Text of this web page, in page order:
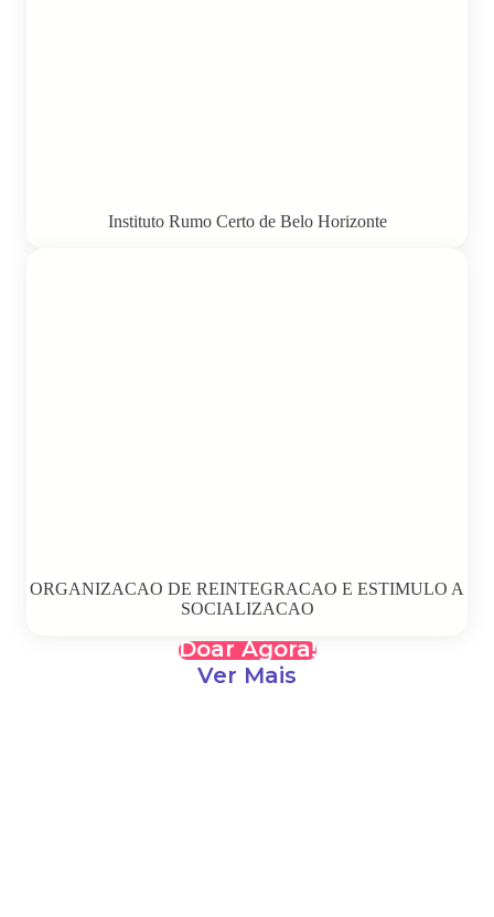
Instituto Rumo Certo de Belo Horizonte
ORGANIZACAO DE REINTEGRACAO E ESTIMULO A
SOCIALIZACAO
Doar Agora!
Ver Mais